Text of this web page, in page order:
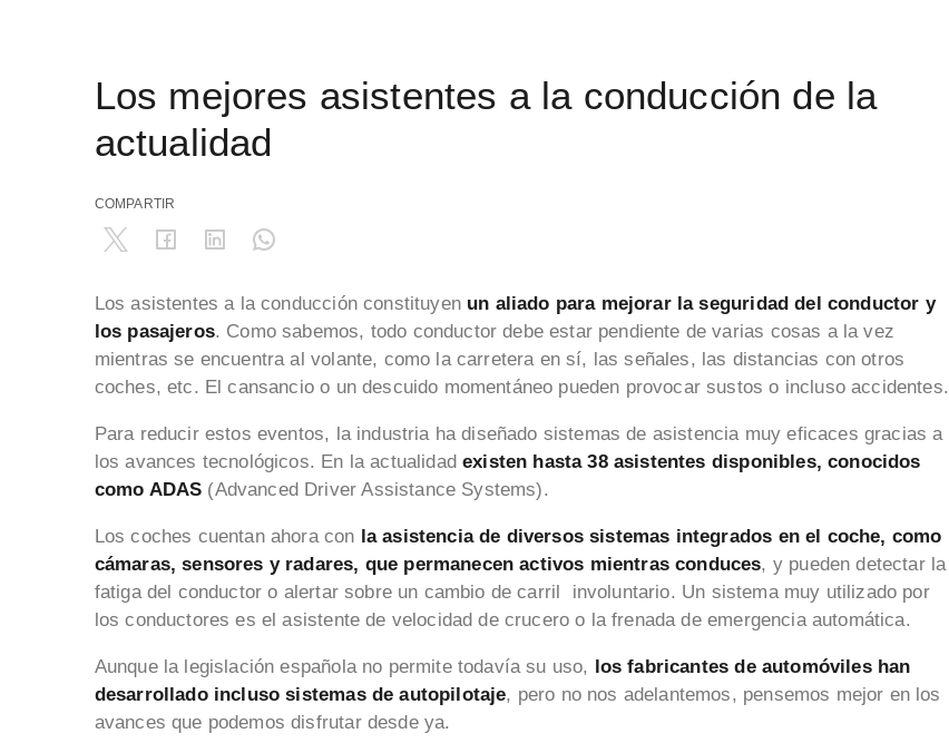
Los mejores asistentes a la conducción de la
actualidad
COMPARTIR
Los asistentes a la conducción constituyen un aliado para mejorar la seguridad del conductor y
los pasajeros. Como sabemos, todo conductor debe estar pendiente de varias cosas a la vez
mientras se encuentra al volante, como la carretera en sí, las señales, las distancias con otros
coches, etc. El cansancio o un descuido momentáneo pueden provocar sustos o incluso accidentes.
Para reducir estos eventos, la industria ha diseñado sistemas de asistencia muy eficaces gracias a
los avances tecnológicos. En la actualidadexisten hasta 38 asistentes disponibles, conocidos
como ADAS (Advanced Driver Assistance Systems).
Los coches cuentan ahora con la asistencia de diversos sistemas integrados en el coche, como
cámaras, sensores y radares, que permanecen activos mientras conduces, y pueden detectar la
fatiga del conductor o alertar sobre un cambio de carril involuntario. Un sistema muy utilizado por
los conductores es el asistente de velocidad de crucero o la frenada de emergencia automática.
Aunque la legislación española no permite todavía su uso, los fabricantes de automóviles han
desarrollado incluso sistemas de autopilotaje, pero no nos adelantemos, pensemos mejor en los
avances que podemos disfrutar desde ya.